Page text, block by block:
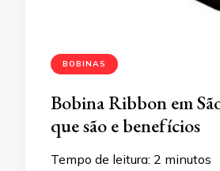
BOBINAS
Bobina Ribbon em
que são e benefícios
Tempo de leitura: 2 minutos